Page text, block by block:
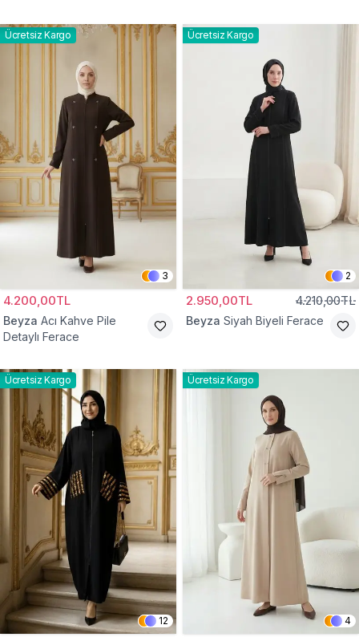
Ücretsiz Kargo
3
4.200,00TL
Beyza Acı Kahve Pile
Detaylı Ferace
Ücretsiz Kargo
2
2.950,00TL 4.210,00TL
Beyza Siyah Biyeli Ferace
Ücretsiz Kargo
12
Ücretsiz Kargo
4